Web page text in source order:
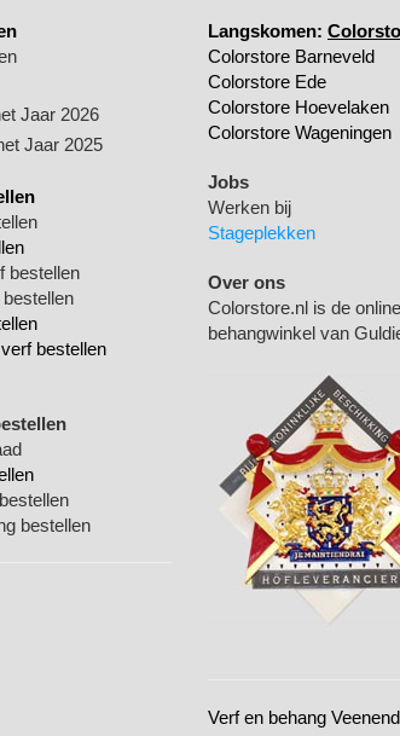
Jaar 2026
Jaar 2025
bestellen
bestellen
bestellen
Langskomen:
Colorstore Barneveld
Colorstore Ede
Colorstore Hoevelaken
Colorstore Wageningen
Jobs
Werken bij
Stageplekken
Over ons
Colorstore.nl is de
behangwinkel van
Verf en behang